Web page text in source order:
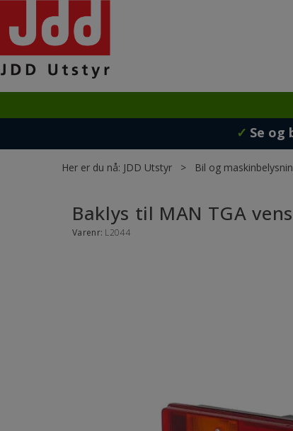
✓ Se og
Her er du nå: JDD Utstyr > Bil og
Baklys til MAN TGA
Varenr: L2044